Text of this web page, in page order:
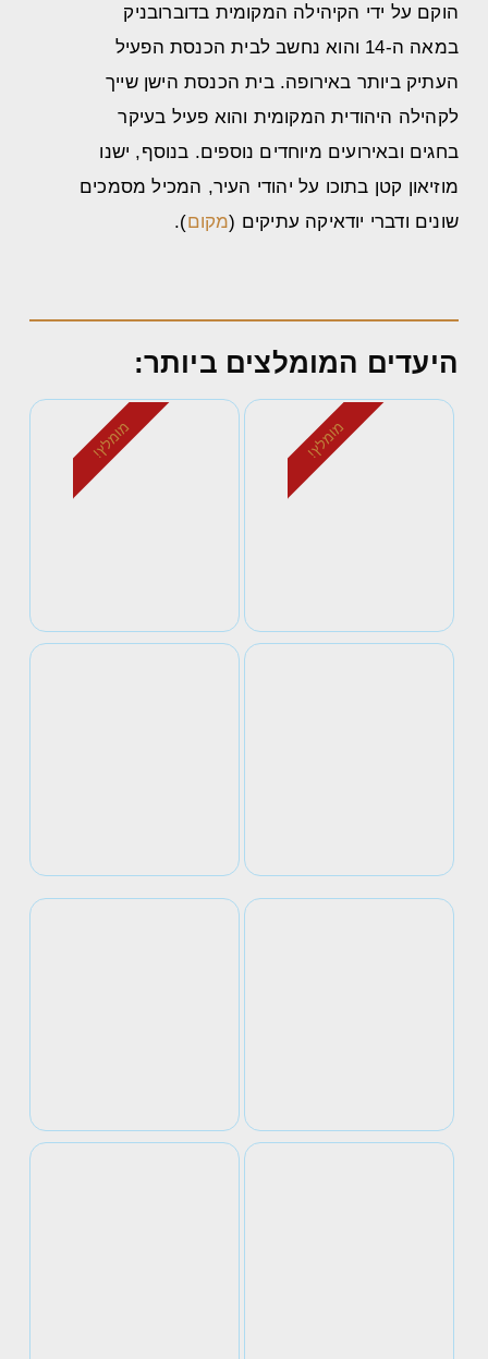
הוקם על ידי הקיהילה המקומית בדוברובניק
במאה ה-14 והוא נחשב לבית הכנסת הפעיל
העתיק ביותר באירופה. בית הכנסת הישן שייך
לקהילה היהודית המקומית והוא פעיל בעיקר
בחגים ובאירועים מיוחדים נוספים. בנוסף, ישנו
מוזיאון קטן בתוכו על יהודי העיר, המכיל מסמכים
שונים ודברי יודאיקה עתיקים (מקום).
היעדים המומלצים ביותר:
מומלץ! מומלץ!